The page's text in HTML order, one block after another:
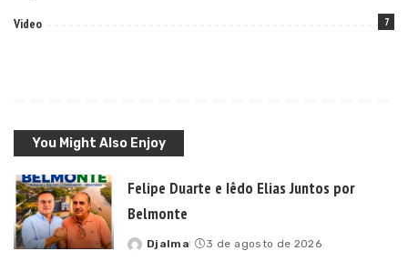
Video 7
You Might Also Enjoy
Felipe Duarte e Iêdo Elias Juntos por
Belmonte
Posted
Djalma 3 de agosto de 2026